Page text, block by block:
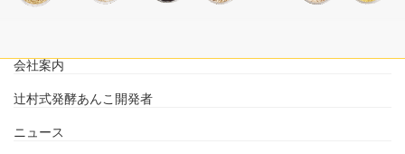
会社案内
辻村式発酵あんこ開発者
ニュース